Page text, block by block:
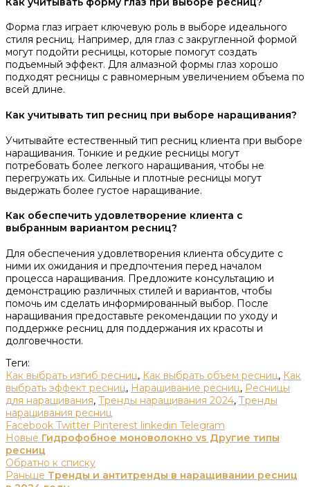
Форма глаз играет ключевую роль в выборе идеального
стиля ресниц. Например, для глаз с закругленной формой
могут подойти ресницы, которые помогут создать
подъемный эффект. Для алмазной формы глаз хорошо
подходят ресницы с равномерным увеличением объема по
всей длине.
Как учитывать тип ресниц при выборе наращивания?
Учитывайте естественный тип ресниц клиента при выборе
наращивания. Тонкие и редкие ресницы могут
потребовать более легкого наращивания, чтобы не
перегружать их. Сильные и плотные ресницы могут
выдержать более густое наращивание.
Как обеспечить удовлетворение клиента с
выбранным вариантом ресниц?
Для обеспечения удовлетворения клиента обсудите с
ними их ожидания и предпочтения перед началом
процесса наращивания. Предложите консультацию и
демонстрацию различных стилей и вариантов, чтобы
помочь им сделать информированный выбор. После
наращивания предоставьте рекомендации по уходу и
поддержке ресниц для поддержания их красоты и
долговечности.
Теги:
Как выбрать изгиб ресниц, Как выбрать объем ресниц, Как
выбрать эффект ресниц, Наращивание ресниц, Ресницы
для наращивания, Тренды наращивания 2024, Тренды
наращивания ресниц
Facebook Twitter Pinterest linkedin Telegram
Новые Гидрофобное моноволокно vs Другие типы
ресниц
Обратно к списку
Раньше Тренды и антитренды в наращивании ресниц